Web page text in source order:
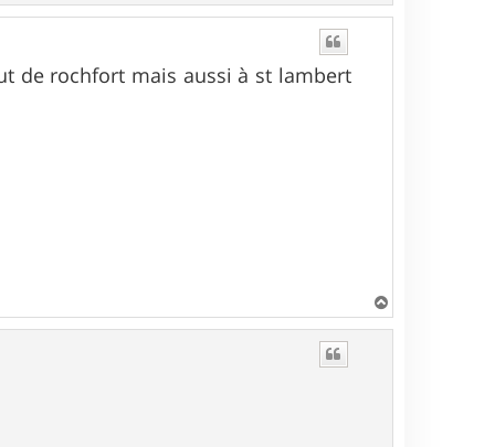
a
u
de rochfort mais aussi à st lambert
a